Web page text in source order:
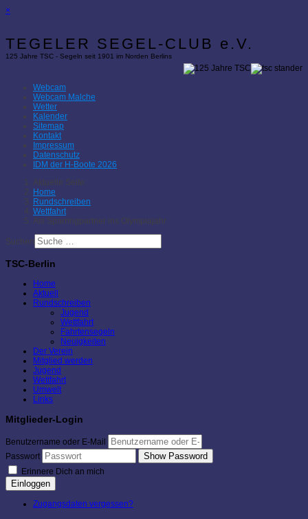
×
TEGELER SEGEL-CLUB e.V.
125 Jahre TSC - Segeln seit 1901 im Norden Berlins
Webcam
Webcam Malche
Wetter
Kalender
Sitemap
Kontakt
Impressum
Datenschutz
IDM der H-Boote 2026
Aktuelle Seite:
Home
Rundschreiben
Wettfahrt
Als Sparringpartner ins Olympiajahr
Suchen
TSC-Berlin
Home
Aktuell
Rundschreiben
Jugend
Wettfahrt
Fahrtensegeln
Neuigkeiten
Der Verein
Mitglied werden
Jugend
Wettfahrt
Umwelt
Links
Mitglieder-Login
Benutzername oder E-Mail
Passwort
Show Password
Erinnere Dich an mich
Einloggen
Zugangsdaten vergessen?